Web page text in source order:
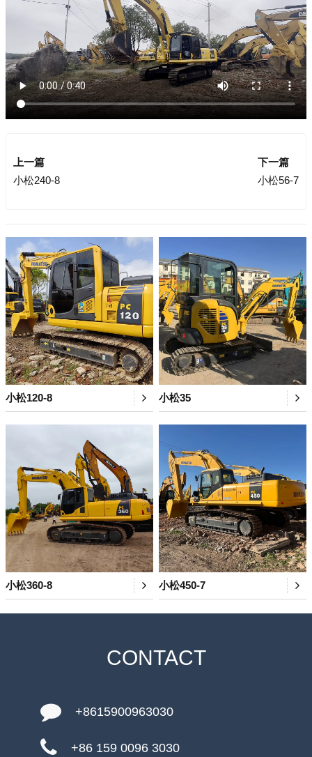
上一篇
小松240-8
下一篇
小松56-7
小松120-8 小松35
小松360-8 小松450-7
CONTACT
+8615900963030
+86 159 0096 3030